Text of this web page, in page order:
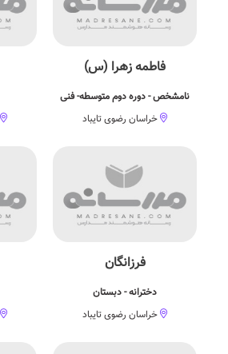
فاطمه زهرا (س)
نامشخص - دوره دوم متوسطه- فنی
خراسان رضوی تایباد
فرزانگان
دخترانه - دبستان
خراسان رضوی تایباد